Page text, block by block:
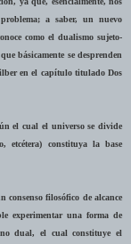
a saber, un nuevo
como el dualismo sujeto-
básicamente se desprenden
en el capítulo titulado Dos
el cual el universo se divide
etcétera) constituya la base
filosófico de alcance
experimentar una forma de
dual, el cual constituye el